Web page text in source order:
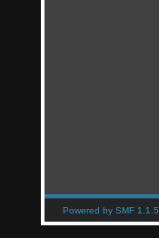
Powered by SMF 1.1.5